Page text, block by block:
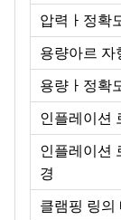
압력 ㅏ 정확
용량아르 자
용량 ㅏ 정확
인플레이션
인플레이션
경
클램핑 링의